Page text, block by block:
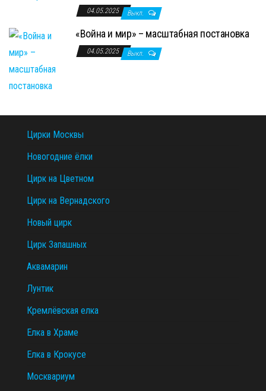
04.05.2025 Выкл.
«Война и мир» – масштабная постановка
04.05.2025 Выкл.
Цирки Москвы
Новогодние ёлки
Цирк на Цветном
Цирк на Вернадского
Новый цирк
Цирк Запашных
Аквамарин
Лунтик
Кремлёвская елка
Елка в Храме
Елка в Крокусе
Москвариум